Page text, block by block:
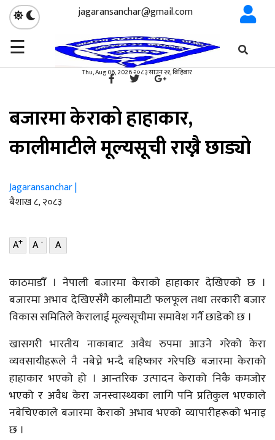
jagaransanchar@gmail.com
☰
Thu, Aug 06, 2026 २०८३ साउन २१, बिहिबार
×
गृहपृष्ठ कृषि
कृषि
बजारमा केराको हाहाकार,
कालीमाटीले मूल्यसूची राख्नै छाड्यो
Jagaransanchar |
ब‌ैशाख ८, २०८३
A+ A- A
काठमाडौँ । नेपाली बजारमा केराको हाहाकार देखिएको छ ।
बजारमा अभाव देखिएसँगै कालीमाटी फलफूल तथा तरकारी बजार
विकास समितिले केरालाई मूल्यसूचीमा समावेश गर्नै छाडेको छ ।
खासगरी भारतीय नाकाबाट अवैध रुपमा आउने गरेको केरा
व्यवसायीहरूले नै नबेच्ने भन्दै बहिष्कार गरेपछि बजारमा केराको
हाहाकार भएको हो । आन्तरिक उत्पादन केराको निकै कमजोर
भएको र अवैध केरा जनस्वास्थ्यका लागि पनि प्रतिकुल भएकाले
नबेचिएकाले बजारमा केराको अभाव भएको व्यापारीहरूको भनाइ
छ ।